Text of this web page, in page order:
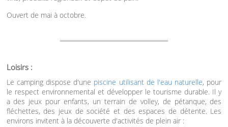
Ouvert de mai à octobre.
Loisirs :
Le camping dispose d'une piscine utilisant de l'eau naturelle, pour
le respect environnemental et développer le tourisme durable. Il y
a des jeux pour enfants, un terrain de volley, de pétanque, des
fléchettes, des jeux de société et des espaces de détente. Les
environs invitent à la découverte d'activités de plein air :